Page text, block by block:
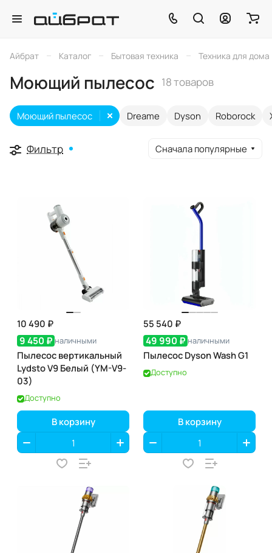
Айбрат – Каталог – Бытовая техника – Техника для дома
Моющий пылесос 18 товаров
Dreame Dyson Roborock
Моющий пылесос
Фильтр Сначала популярные
10 490 ₽
9 450 ₽ наличными
Пылесос вертикальный
Lydsto V9 Белый (YM-V9-
03)
Доступно
В корзину
55 540 ₽
49 990 ₽ наличными
Пылесос Dyson Wash G1
Доступно
В корзину